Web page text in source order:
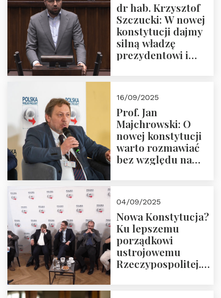
dr hab. Krzysztof
Szczucki: W nowej
konstytucji dajmy
silną władzę
prezydentowi i
16/09/2025
Prof. Jan
Majchrowski: O
nowej konstytucji
warto rozmawiać
bez względu na
04/09/2025
Nowa Konstytucja?
Ku lepszemu
porządkowi
ustrojowemu
Rzeczypospolitej.